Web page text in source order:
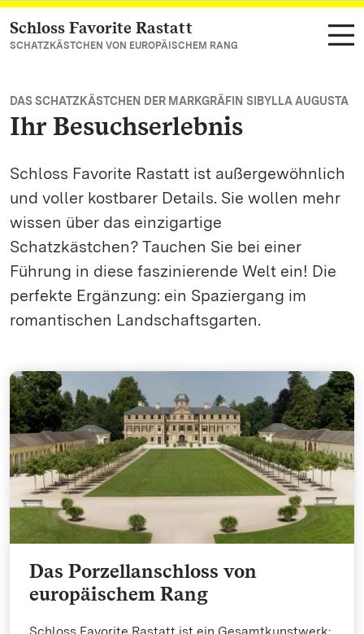
Zum Hauptinhalt springen
Schloss Favorite Rastatt
SCHATZKÄSTCHEN VON EUROPÄISCHEM RANG
DAS SCHATZKÄSTCHEN DER MARKGRÄFIN SIBYLLA AUGUSTA
Ihr Besuchserlebnis
Schloss Favorite Rastatt ist außergewöhnlich
und voller kostbarer Details. Sie wollen mehr
wissen über das einzigartige
Schatzkästchen? Tauchen Sie bei einer
Führung in diese faszinierende Welt ein! Die
perfekte Ergänzung: ein Spaziergang im
romantischen Landschaftsgarten.
Das Porzellanschloss von
europäischem Rang
Schloss Favorite Rastatt ist ein Gesamtkunstwerk: